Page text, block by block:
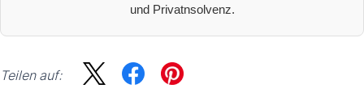
und Privatnsolvenz.
Teilen auf: